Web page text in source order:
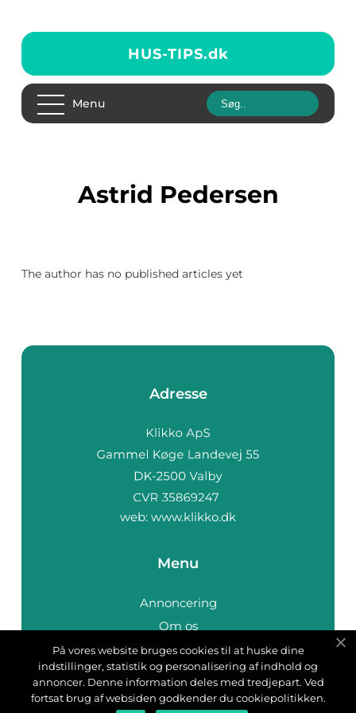
HUS-TIPS.dk
Menu
Astrid Pedersen
The author has no published articles yet
Adresse
web: www.klikko.dk
Menu
Annoncering
Om os
Cookies
Kontakt os
Sitemap
På vores website bruges cookies til at huske dine
indstillinger, statistik og personalisering af indhold og
annoncer. Denne information deles med tredjepart. Ved
fortsat brug af websiden godkender du cookiepolitikken.